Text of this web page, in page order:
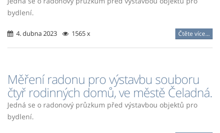
bydlení.
4. dubna 2023 1565 x Čtěte více...
Měření radonu pro výstavbu souboru
čtyř rodinných domů, ve městě Čeladná.
Jedná se o radonový průzkum před výstavbou objektů pro
bydlení.